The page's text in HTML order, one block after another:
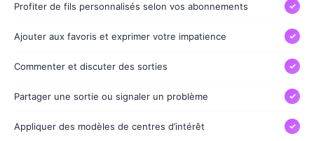
Profiter de fils personnalisés selon vos abonnements ✓
Ajouter aux favoris et exprimer votre impatience ✓
Commenter et discuter des sorties ✓
Partager une sortie ou signaler un problème ✓
Appliquer des modèles de centres d’intérêt ✓